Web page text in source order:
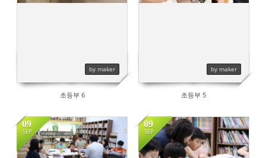
by maker
초등부 6
by maker
초등부 5
09
SEP
09
SEP